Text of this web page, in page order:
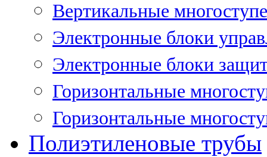
Вертикальные
Электронные блоки
Электронные блоки
Горизонтальные
Горизонтальные
Полиэтиленовые трубы